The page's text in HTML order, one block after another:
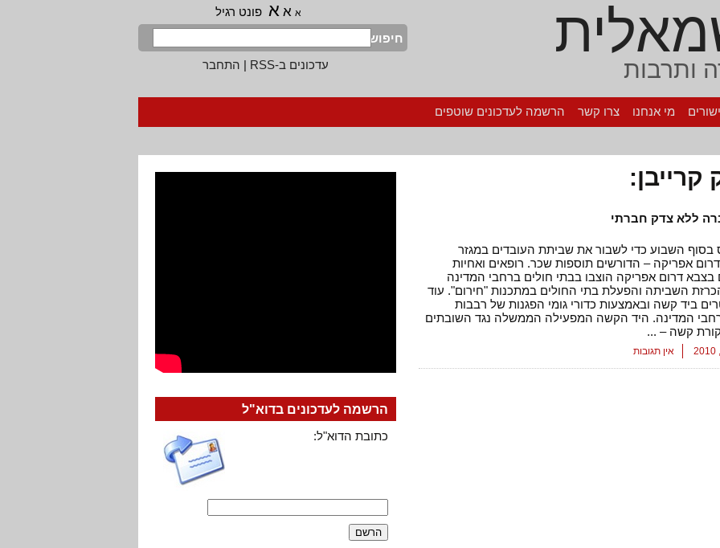
ותרבות
א א א פונט רגיל
חיפוש
עדכונים ב-RSS
| התחבר
מי אנחנו צרו קשר הרשמה לעדכונים שוטפים
ללא צדק חברתי
בסוף השבוע כדי לשבור את שביתת העובדים במגזר
אפריקה – הדורשים תוספות שכר. רופאים ואחיות
דרום אפריקה הוצבו בבתי חולים ברחבי המדינה
השביתה והפעלת בתי החולים במתכנות "חירום". עוד
ביד קשה ובאמצעות כדורי גומי הפגנות של רבבות
המדינה. היד הקשה המפעילה הממשלה נגד השובתים
קשה – ...
אין תגובות
הרשמה לעדכונים בדוא"ל
כתובת הדוא"ל: